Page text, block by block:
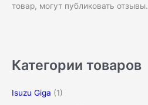
товар, могут публиковать отзывы.
Категории товаров
Isuzu Giga (1)